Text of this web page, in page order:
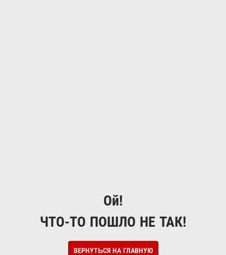
Ой!
ЧТО-ТО ПОШЛО НЕ ТАК!
ВЕРНУТЬСЯ НА ГЛАВНУЮ